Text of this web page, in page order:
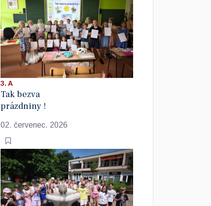
3. A
Tak bezva
prázdniny !
02. červenec. 2026